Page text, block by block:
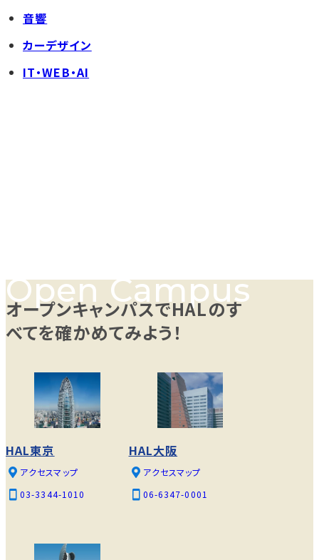
音響
カーデザイン
IT・WEB・AI
オープンキャンパスでHALのす
べてを確かめてみよう！
HAL東京
アクセスマップ
03-3344-1010
HAL大阪
アクセスマップ
06-6347-0001